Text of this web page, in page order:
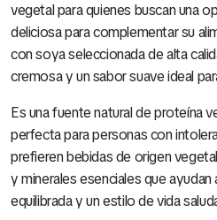
vegetal para quienes buscan una
deliciosa para complementar su
con soya seleccionada de alta
cremosa y un sabor suave ideal
Es una fuente natural de proteína
perfecta para personas con
prefieren bebidas de origen
y minerales esenciales que
equilibrada y un estilo de vida